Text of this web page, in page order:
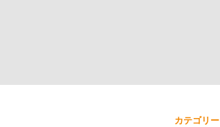
カテゴリー